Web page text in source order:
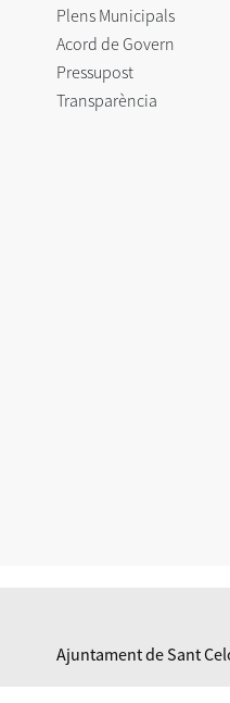
Plens Municipals
Acord de Govern
Pressupost
Transparència
Ajuntament de Sant